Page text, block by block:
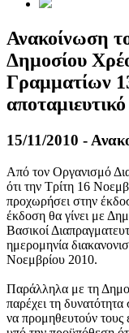
Ανακοίνωση
Δημοσίου
Γραμματίων
αποταμιευτικό
15/11/2010 -
Από τον Οργανισμό
ότι την Τρίτη 16
προχωρήσει στην
έκδοση θα γίνει με
Βασικοί
ημερομηνία
Νοεμβρίου 2010.
Παράλληλα με τη
παρέχει τη
να προμηθευτούν